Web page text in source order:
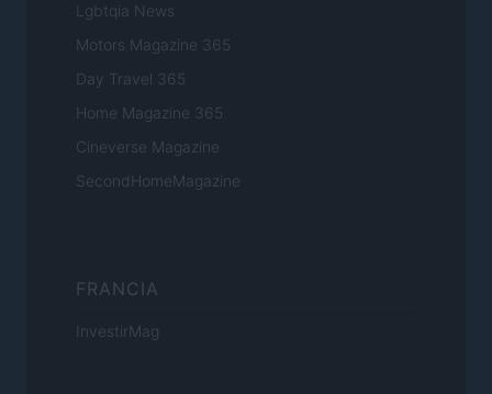
Lgbtqia News
Motors Magazine 365
Day Travel 365
Home Magazine 365
Cineverse Magazine
SecondHomeMagazine
FRANCIA
InvestirMag